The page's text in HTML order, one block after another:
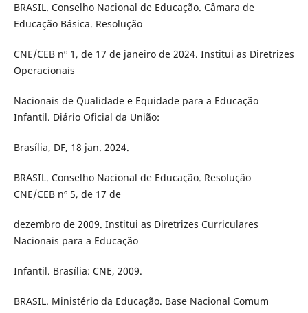
BRASIL. Conselho Nacional de Educação. Câmara de
Educação Básica. Resolução
CNE/CEB nº 1, de 17 de janeiro de 2024. Institui as Diretrizes
Operacionais
Nacionais de Qualidade e Equidade para a Educação
Infantil. Diário Oficial da União:
Brasília, DF, 18 jan. 2024.
BRASIL. Conselho Nacional de Educação. Resolução
CNE/CEB nº 5, de 17 de
dezembro de 2009. Institui as Diretrizes Curriculares
Nacionais para a Educação
Infantil. Brasília: CNE, 2009.
BRASIL. Ministério da Educação. Base Nacional Comum